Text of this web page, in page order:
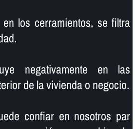
los cerramientos, se filtra
negativamente en las
de la vivienda o negocio.
confiar en nosotros par